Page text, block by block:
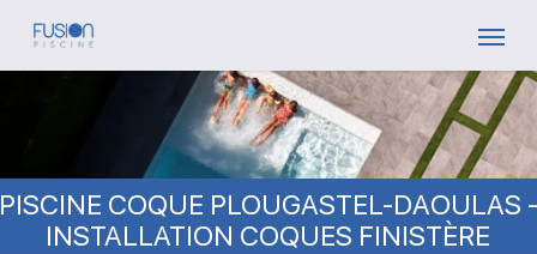
Skip
COQUE PLOUGASTEL-DAOULAS -
INSTALLATION COQUES FINISTÈRE